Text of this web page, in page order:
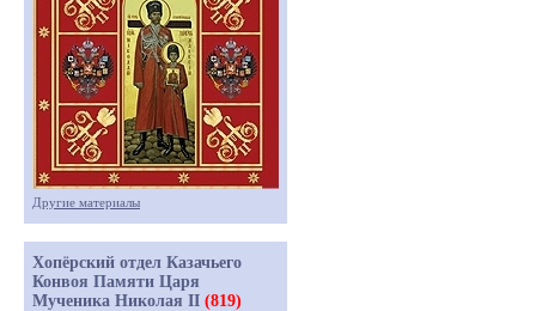
Другие материалы
Хопёрский отдел Казачьего
Конвоя Памяти Царя
Мученика Николая II (819)